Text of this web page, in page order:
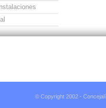
© Copyright 2002 -